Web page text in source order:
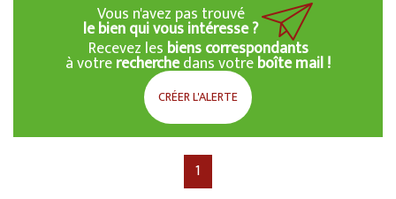
Vous n'avez pas trouvé
le bien qui vous intéresse ?
Recevez les biens correspondants
à votrerecherchedans votreboîte mail !
CRÉER L'ALERTE
1